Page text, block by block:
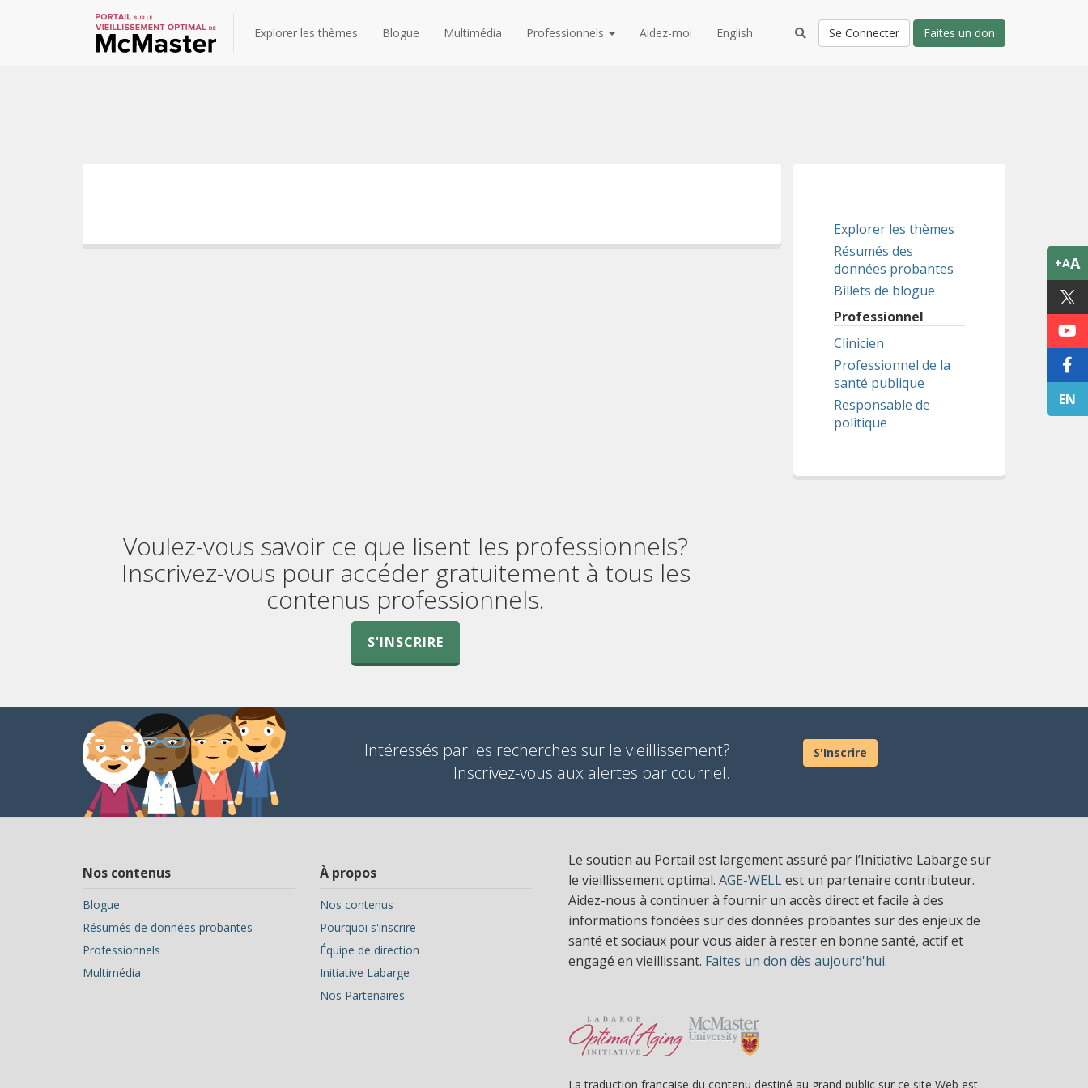
Explorer les thèmes Blogue Multimédia Professionnels Aidez-moi English Se Connecter Faites un don
Explorer les thèmes
Résumés des
données probantes
Billets de blogue
Professionnel
Clinicien
Professionnel de la
santé publique
Responsable de
politique
Voulez-vous savoir ce que lisent les professionnels?
Inscrivez-vous pour accéder gratuitement à tous les
contenus professionnels.
S'INSCRIRE
Intéressés par les recherches sur le vieillissement?
Inscrivez-vous aux alertes par courriel.
S'Inscrire
Nos contenus
Blogue
Résumés de données probantes
Professionnels
Multimédia
À propos
Nos contenus
Pourquoi s'inscrire
Équipe de direction
Initiative Labarge
Nos Partenaires
Le soutien au Portail est largement assuré par l’Initiative Labarge sur
le vieillissement optimal. AGE-WELLest un partenaire contributeur.
Aidez-nous à continuer à fournir un accès direct et facile à des
informations fondées sur des données probantes sur des enjeux de
santé et sociaux pour vous aider à rester en bonne santé, actif et
engagé en vieillissant. Faites un don dès aujourd'hui.
La traduction française du contenu destiné au grand public sur ce site Web est
+AA
EN